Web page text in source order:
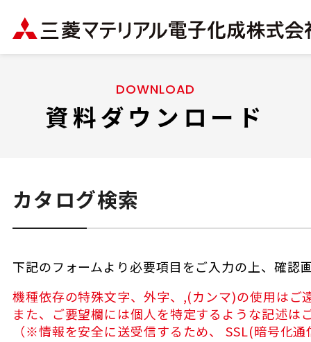
DOWNLOAD
資料ダウンロード
カタログ検索
下記のフォームより必要項目をご入力の上、確認
機種依存の特殊文字、外字、,(カンマ)の使用はご
また、ご要望欄には個人を特定するような記述は
（※情報を安全に送受信するため、 SSL(暗号化